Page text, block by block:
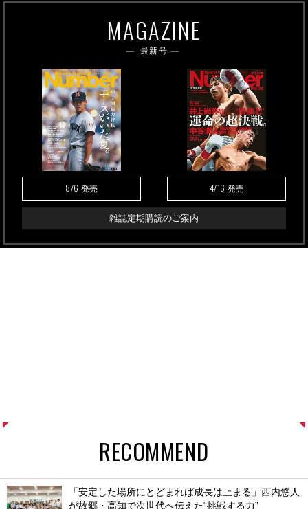
MAGAZINE
最新号
8/6 発売 4/16 発売
雑誌定期購読のご案内
RECOMMEND
「安定した場所にとどまれば成長は止まる」西内悠人
が故郷・高知で次世代へ伝えた“挑戦する力”